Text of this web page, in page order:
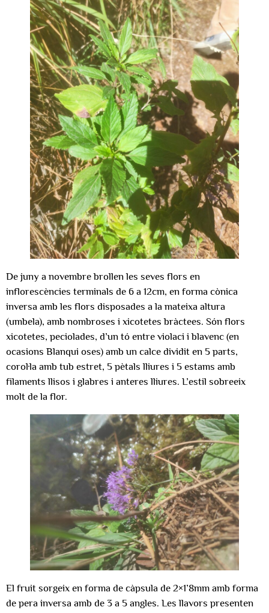
De juny a novembre brollen les seves flors en
inflorescències terminals de 6 a 12cm, en forma cònica
inversa amb les flors disposades a la mateixa altura
(umbela), amb nombroses i xicotetes bràctees. Són flors
xicotetes, peciolades, d’un tó entre violaci i blavenc (en
ocasions Blanqui oses) amb un calce dividit en 5 parts,
corol·la amb tub estret, 5 pètals lliures i 5 estams amb
filaments llisos i glabres i anteres lliures. L’estil sobreeix
molt de la flor.
El fruit sorgeix en forma de càpsula de 2×1’8mm amb forma
de pera inversa amb de 3 a 5 angles. Les llavors presenten